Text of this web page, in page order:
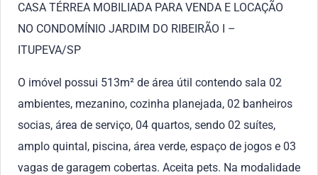
CASA TÉRREA MOBILIADA PARA VENDA E LOCAÇÃO
NO CONDOMÍNIO JARDIM DO RIBEIRÃO I –
ITUPEVA/SP
O imóvel possui 513m² de área útil contendo sala 02
ambientes, mezanino, cozinha planejada, 02 banheiros
socias, área de serviço, 04 quartos, sendo 02 suítes,
amplo quintal, piscina, área verde, espaço de jogos e 03
vagas de garagem cobertas. Aceita pets. Na modalidade